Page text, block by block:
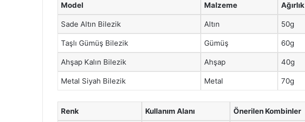
Model Malzeme Ağırlık
Sade Altın Bilezik Altın 50g
Taşlı Gümüş Bilezik Gümüş 60g
Ahşap Kalın Bilezik Ahşap 40g
Metal Siyah Bilezik Metal 70g
Renk Kullanım Alanı Önerilen Kombinler